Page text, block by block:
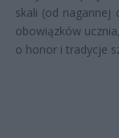
skali (od nagannej
obowiązków
o honor i tradycje